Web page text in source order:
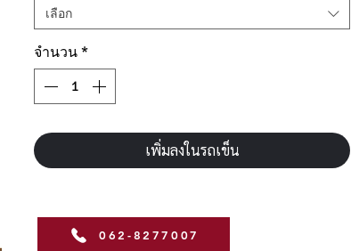
เลือก
จำนวน *
เพิ่มลงในรถเข็น
062-8277007